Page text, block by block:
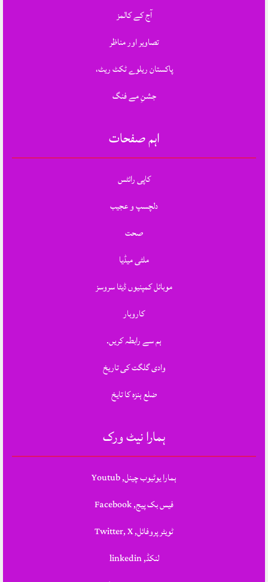
آج کے کالمز
تصاویر اور مناظر
پاکستان ریلوے ٹکٹ ریٹ،
جشنِ مے فنگ
اہم صفحات
کاپی رائٹس
دلچسپ و عجیب
صحت
ملٹی میڈیا
موبائل کمپنیوں ڈیٹا سروسز
کاروبار
ہم سے رابطہ کریں.
وادی گلگت کی تاریخ
ضلع ہنزہ کا تایخ
ہمارا نیٹ ورک
ہمارا یوٹیوب چینل, Youtub
فیس بک پیج, Facebook
ٹویٹر پروفائل, Twitter, X
لنکڈ, linkedin